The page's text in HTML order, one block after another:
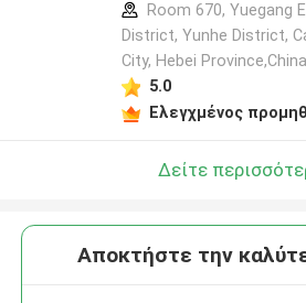
Room 670, Yuegang
District, Yunhe District,
City, Hebei
5.0
Ελεγχμένος
Δείτε
Αποκτήστε την